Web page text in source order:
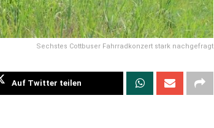
Sechstes Cottbuser Fahrradkonzert stark nachgefragt
Auf Twitter teilen